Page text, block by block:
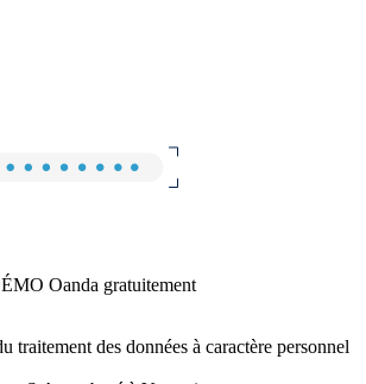
Oanda gratuitement
traitement des données à caractère personnel